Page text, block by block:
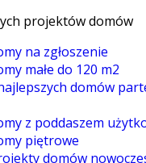
projektów domów
na zgłoszenie
małe do 120 m2
domów
z poddaszem
piętrowe
domów